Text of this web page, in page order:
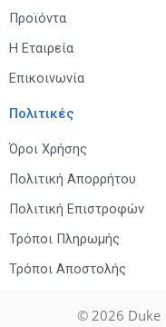
Προϊόντα
Η Εταιρεία
Επικοινωνία
Πολιτικές
Όροι Χρήσης
Πολιτική Απορρήτου
Πολιτική Επιστροφών
Τρόποι Πληρωμής
Τρόποι Αποστολής
© 2026 Duke